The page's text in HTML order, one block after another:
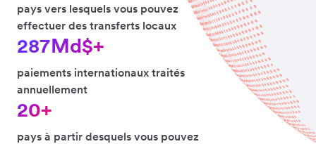
pays vers lesquels vous pouvez
effectuer des transferts locaux
287Md$+
paiements internationaux traités
annuellement
20+
pays à partir desquels vous pouvez